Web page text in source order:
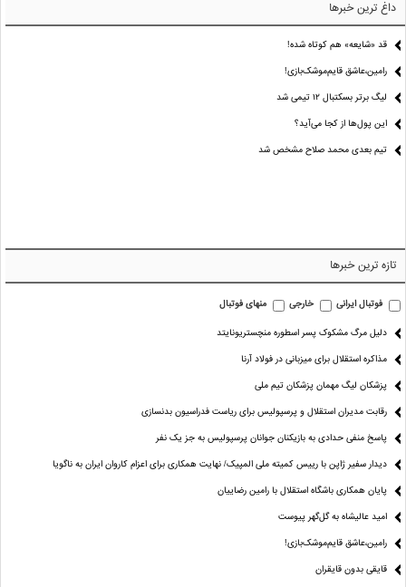
داغ ترین خبرها
قد «شایعه» هم کوتاه شده!
رامین،عاشق قایم‌موشک‌بازی!
لیگ برتر بسکتبال ۱۲ تیمی شد
این پول‌ها از کجا می‌آید؟
تیم بعدی محمد صلاح مشخص شد
تازه ترین خبرها
فوتبال ایرانی خارجی منهای فوتبال
دلیل مرگ مشکوک پسر اسطوره منچستریونایتد
مذاکره استقلال برای میزبانی در فولاد آرنا
پزشکان لیگ مهمان پزشکان تیم ملی
رقابت مدیران استقلال و پرسپولیس برای ریاست فدراسیون بدنسازی
پاسخ منفی حدادی به بازیکنان جوانان پرسپولیس به جز یک نفر
دیدار سفیر ژاپن با رییس کمیته ملی المپیک/ نهایت همکاری برای اعزام کاروان ایران به ناگویا
پایان همکاری باشگاه استقلال با رامین رضاییان
امید عالیشاه به گل‌گهر پیوست
رامین،عاشق قایم‌موشک‌بازی!
قایقی بدون قایقران